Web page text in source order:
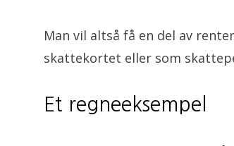
Man vil altså få en del av
skattekortet eller som
Et regneeksempel